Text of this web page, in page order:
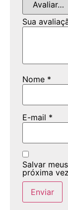
Sua
Nome *
E-mail *
Salvar
próxima